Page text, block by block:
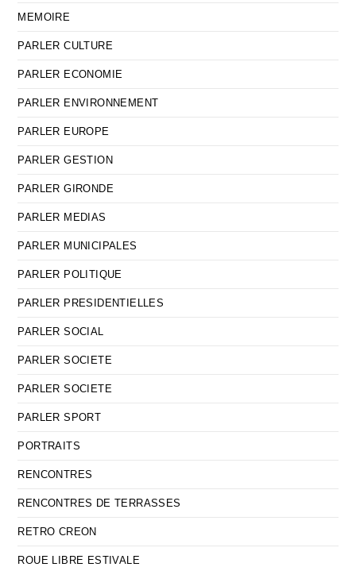
MEMOIRE
PARLER CULTURE
PARLER ECONOMIE
PARLER ENVIRONNEMENT
PARLER EUROPE
PARLER GESTION
PARLER GIRONDE
PARLER MEDIAS
PARLER MUNICIPALES
PARLER POLITIQUE
PARLER PRESIDENTIELLES
PARLER SOCIAL
PARLER SOCIETE
PARLER SOCIETE
PARLER SPORT
PORTRAITS
RENCONTRES
RENCONTRES DE TERRASSES
RETRO CREON
ROUE LIBRE ESTIVALE